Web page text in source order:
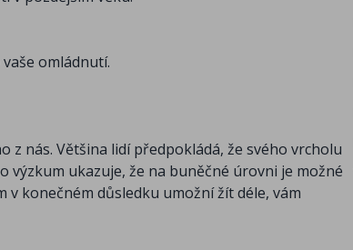
omládnutí.
nás. Většina lidí předpokládá, že svého vrcholu
výzkum ukazuje, že na buněčné úrovni je možné
konečném důsledku umožní žít déle, vám